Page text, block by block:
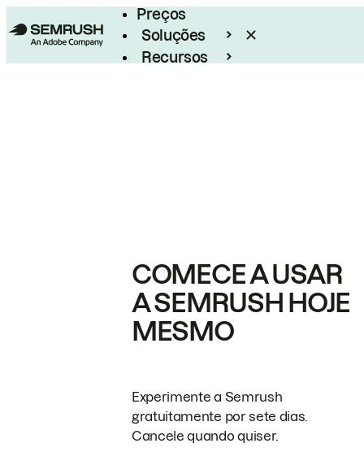
Preços
Soluções
Recursos
COMECE A USAR
A SEMRUSH HOJE
MESMO
Experimente a Semrush
gratuitamente por sete dias.
Cancele quando quiser.